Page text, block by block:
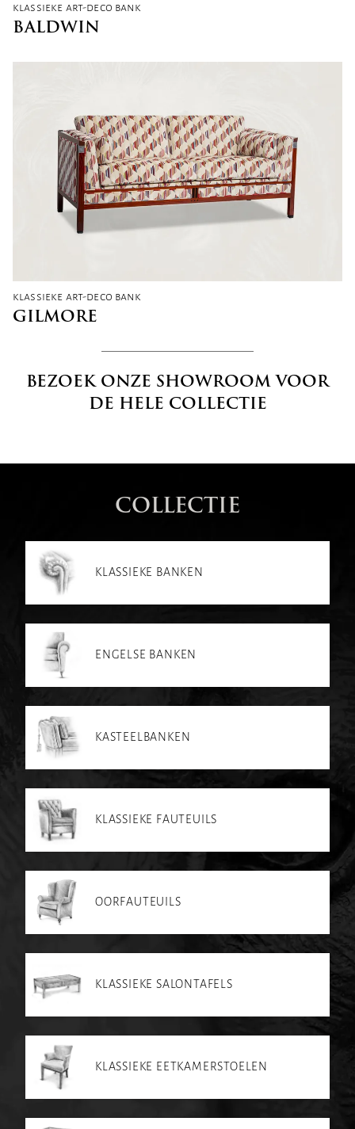
klassieke art-deco bank
BALDWIN
klassieke art-deco bank
GILMORE
BEZOEK ONZE SHOWROOM VOOR
DE HELE COLLECTIE
COLLECTIE
KLASSIEKE BANKEN
ENGELSE BANKEN
KASTEELBANKEN
KLASSIEKE FAUTEUILS
OORFAUTEUILS
KLASSIEKE SALONTAFELS
KLASSIEKE EETKAMERSTOELEN